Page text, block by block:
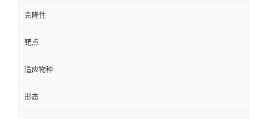
克隆性
靶点
适应物种
形态